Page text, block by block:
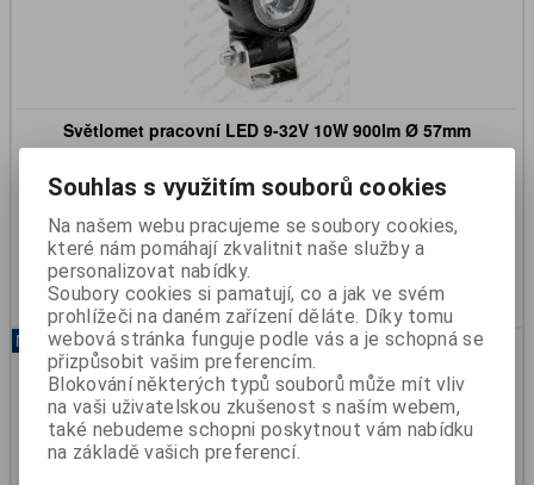
Světlomet pracovní LED 9-32V 10W 900lm Ø 57mm
Katalogové číslo:390921007
Skladem:Ano
697 Kč
576 Kč (bez DPH)
Koupit
Novinka
Souhlas s využitím souborů cookies
Na našem webu pracujeme se soubory cookies,
které nám pomáhají zkvalitnit naše služby a
personalizovat nabídky.
Soubory cookies si pamatují, co a jak ve svém
prohlížeči na daném zařízení děláte. Díky tomu
webová stránka funguje podle vás a je schopná se
přizpůsobit vašim preferencím.
Blokování některých typů souborů může mít vliv
na vaši uživatelskou zkušenost s naším webem,
také nebudeme schopni poskytnout vám nabídku
na základě vašich preferencí.